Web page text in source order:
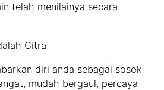
telah menilainya secara
Citra
diri anda sebagai sosok
mudah bergaul, percaya